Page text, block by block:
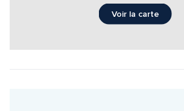
Voir la carte